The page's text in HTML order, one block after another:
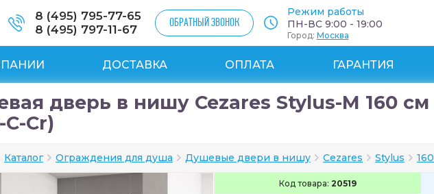
8 (495) 795-77-65
8 (495) 797-11-67
ОБРАТНЫЙ ЗВОНОК
Режим работы
ПН-ВС 9:00 - 19:00
Город: Москва
ДОСТАВКА ОПЛАТА ГАРАНТИЯ
дверь в нишу Cezares Stylus-M 160 см
C-Cr)
Каталог Ограждения для душа Душевые двери в нишу Cezares Stylus
Код товара: 20519